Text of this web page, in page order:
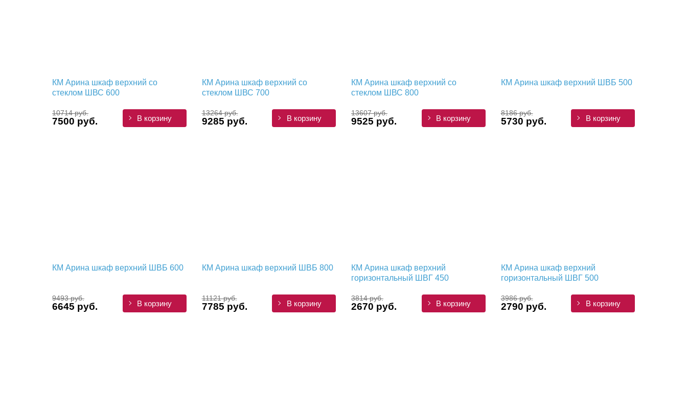
КМ Арина шкаф верхний со
стеклом ШВС 600
10714 руб.
7500 руб. В корзину
КМ Арина шкаф верхний со
стеклом ШВС 700
13264 руб.
9285 руб. В корзину
КМ Арина шкаф верхний со
стеклом ШВС 800
13607 руб.
9525 руб. В корзину
КМ Арина шкаф верхний ШВБ 500
8186 руб.
5730 руб. В корзину
КМ Арина шкаф верхний ШВБ 600
9493 руб.
6645 руб. В корзину
КМ Арина шкаф верхний ШВБ 800
11121 руб.
7785 руб. В корзину
КМ Арина шкаф верхний
горизонтальный ШВГ 450
3814 руб.
2670 руб. В корзину
КМ Арина шкаф верхний
горизонтальный ШВГ 500
3986 руб.
2790 руб. В корзину